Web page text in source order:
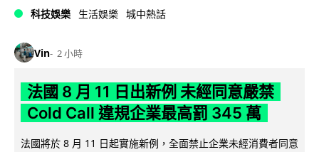
科技娛樂 生活娛樂 城中熱話
Vin 2 小時
法國 8 月 11 日出新例 未經同意嚴禁
Cold Call 違規企業最高罰 345 萬
法國將於 8 月 11 日起實施新例，全面禁止企業未經消費者同意